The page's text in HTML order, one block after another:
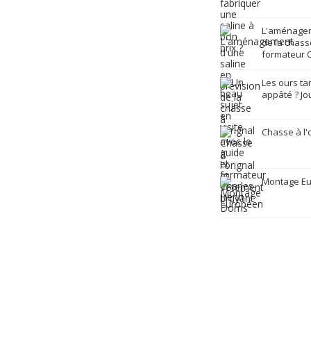
de la
formateur
Les ours
appâté ?
Chasse à
Montage